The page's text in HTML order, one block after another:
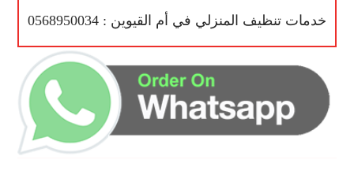
خدمات تنظيف المنزلي في أم القيوين : 0568950034